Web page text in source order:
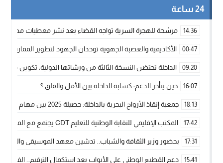
24 ساعة
14:36 مرشحة للهجرة السرية تواجه القضاء بعد نشر معطيات مضللة
00:47 الأكاديمية والعصبة الجهوية توحدان الجهود لتطوير الممارسة
09:20 الداخلة تحتضن النسخة الثالثة من ورشاتها الدولية: تكوين
16:07 حين يتأخر الدعم: كسابة الداخلة بين الأمل والقلق ؟
18:13 جمعية إنقاذ الأرواح البحرية بالداخلة: حصيلة 2025 بين مهام الإنقاذ ومشروع “دار البحار”
17:42 المكتب الإقليمي للنقابة الوطنية للتعليم CDT يجتمع مع المدير الإقليمي لمناقشة ملفات جوهرية لنساء ورجال التعليم
17:31 بحضور وزير الثقافة والشباب.. تدشين معهد الموسيقى والفنون
15:41 دعم القطيع الوطني على الأبواب بعد استكمال الترقيم…